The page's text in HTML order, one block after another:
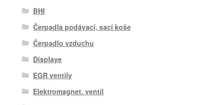
BHI
Čerpadla podávací, sací koše
Čerpadlo vzduchu
Displaye
EGR ventily
Elektromagnet. ventil